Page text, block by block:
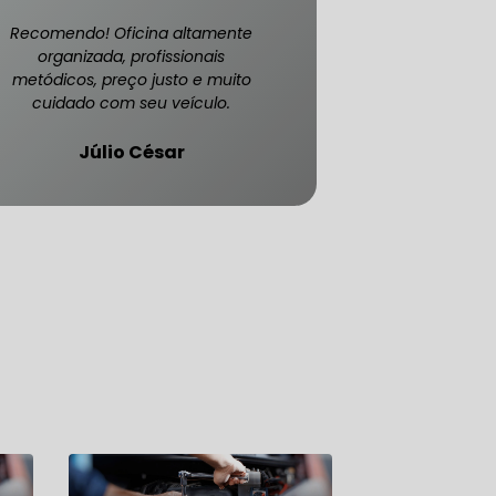
Recomendo! Oficina altamente
organizada, profissionais
metódicos, preço justo e muito
cuidado com seu veículo.
Júlio César